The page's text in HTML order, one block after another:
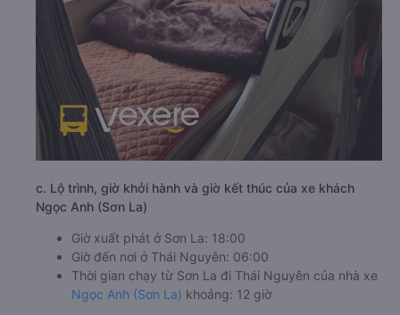
c. Lộ trình, giờ khởi hành và giờ kết thúc của xe khách
Ngọc Anh (Sơn La)
Giờ xuất phát ở Sơn La: 18:00
Giờ đến nơi ở Thái Nguyên: 06:00
Thời gian chạy từ Sơn La đi Thái Nguyên của nhà xe
Ngọc Anh (Sơn La) khoảng: 12 giờ